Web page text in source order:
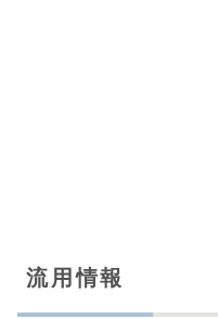
流用情報